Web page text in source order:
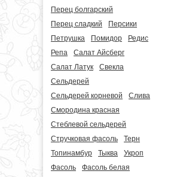
Перец болгарский
Перец сладкий
Персики
Петрушка
Помидор
Редис
Репа
Салат Айсберг
Салат Латук
Свекла
Сельдерей
Сельдерей корневой
Слива
Смородина красная
Стеблевой сельдерей
Стручковая фасоль
Терн
Топинамбур
Тыква
Укроп
Фасоль
Фасоль белая